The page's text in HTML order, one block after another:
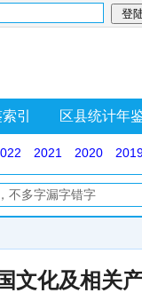
引 区县统计年
2021 2020
文化及相关